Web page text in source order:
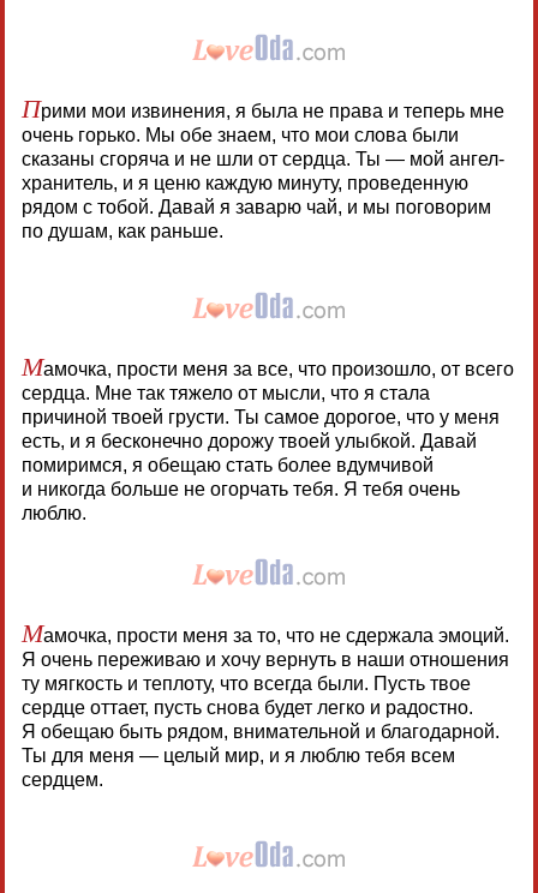
Прими мои извинения, я была не права и теперь мне
очень горько. Мы обе знаем, что мои слова были
сказаны сгоряча и не шли от сердца. Ты — мой ангел-
хранитель, и я ценю каждую минуту, проведенную
рядом с тобой. Давай я заварю чай, и мы поговорим
по душам, как раньше.
Мамочка, прости меня за все, что произошло, от всего
сердца. Мне так тяжело от мысли, что я стала
причиной твоей грусти. Ты самое дорогое, что у меня
есть, и я бесконечно дорожу твоей улыбкой. Давай
помиримся, я обещаю стать более вдумчивой
и никогда больше не огорчать тебя. Я тебя очень
люблю.
Мамочка, прости меня за то, что не сдержала эмоций.
Я очень переживаю и хочу вернуть в наши отношения
ту мягкость и теплоту, что всегда были. Пусть твое
сердце оттает, пусть снова будет легко и радостно.
Я обещаю быть рядом, внимательной и благодарной.
Ты для меня — целый мир, и я люблю тебя всем
сердцем.